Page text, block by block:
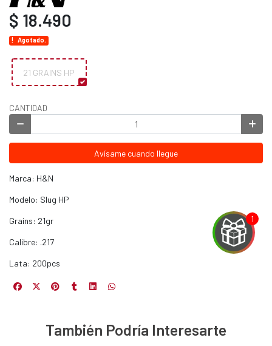
$ 18.490
Agotado.
21 GRAINS HP
CANTIDAD
Avísame cuando llegue
Marca: H&N
Modelo: Slug HP
Grains: 21gr
Calibre: .217
Lata: 200pcs
También Podría Interesarte